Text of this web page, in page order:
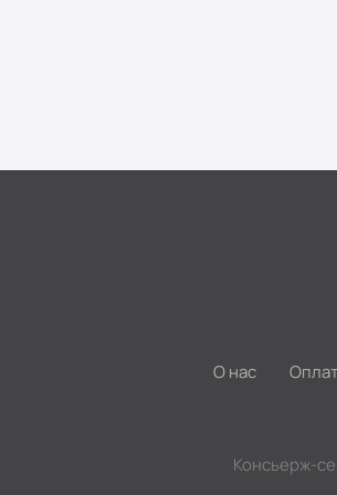
О нас
Консьерж-